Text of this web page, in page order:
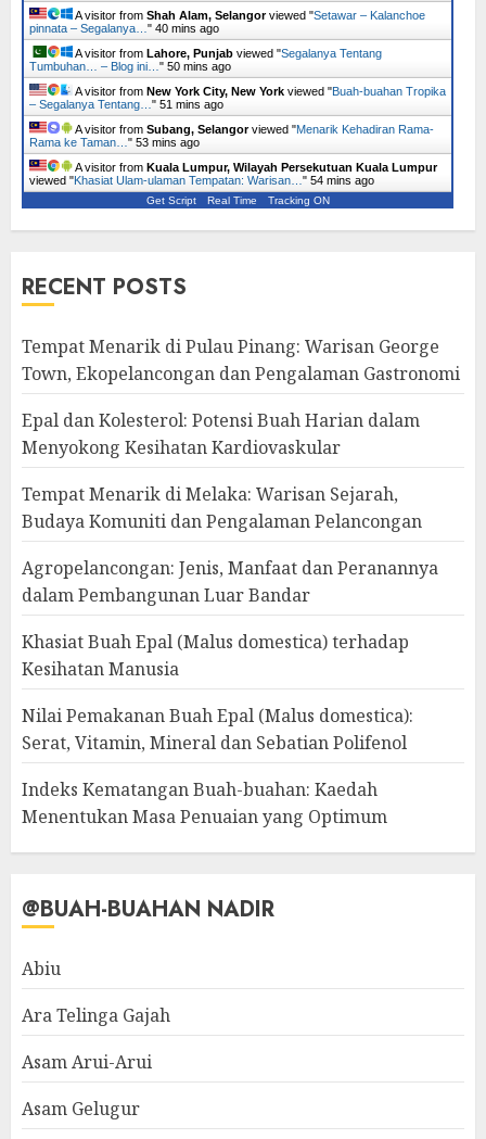
A visitor from Shah Alam, Selangorviewed "Setawar – Kalanchoe
pinnata – Segalanya… " 40 mins ago
A visitor from Lahore, Punjab viewed "Segalanya Tentang
Tumbuhan… – Blog ini… " 50 mins ago
A visitor from New York City, New York viewed "Buah-buahan Tropika
– Segalanya Tentang… " 51 mins ago
A visitor from Subang, Selangorviewed "Menarik Kehadiran Rama-
Rama ke Taman… " 53 mins ago
A visitor from Kuala Lumpur, Wilayah Persekutuan Kuala Lumpur
viewed "Khasiat Ulam-ulaman Tempatan: Warisan… " 54 mins ago
Get Script Real Time Tracking ON
RECENT POSTS
Tempat Menarik di Pulau Pinang: Warisan George
Town, Ekopelancongan dan Pengalaman Gastronomi
Epal dan Kolesterol: Potensi Buah Harian dalam
Menyokong Kesihatan Kardiovaskular
Tempat Menarik di Melaka: Warisan Sejarah,
Budaya Komuniti dan Pengalaman Pelancongan
Agropelancongan: Jenis, Manfaat dan Peranannya
dalam Pembangunan Luar Bandar
Khasiat Buah Epal (Malus domestica) terhadap
Kesihatan Manusia
Nilai Pemakanan Buah Epal (Malus domestica):
Serat, Vitamin, Mineral dan Sebatian Polifenol
Indeks Kematangan Buah-buahan: Kaedah
Menentukan Masa Penuaian yang Optimum
@BUAH-BUAHAN NADIR
Abiu
Ara Telinga Gajah
Asam Arui-Arui
Asam Gelugur